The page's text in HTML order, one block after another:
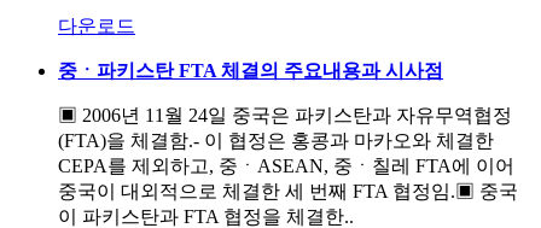
다운로드
중ㆍ파키스탄 FTA 체결의 주요내용과 시사점
▣ 2006년 11월 24일 중국은 파키스탄과 자유무역협정
(FTA)을 체결함.- 이 협정은 홍콩과 마카오와 체결한
CEPA를 제외하고, 중ㆍASEAN, 중ㆍ칠레 FTA에 이어
중국이 대외적으로 체결한 세 번째 FTA 협정임.▣ 중국
이 파키스탄과 FTA 협정을 체결한..